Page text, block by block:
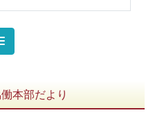
本部だより